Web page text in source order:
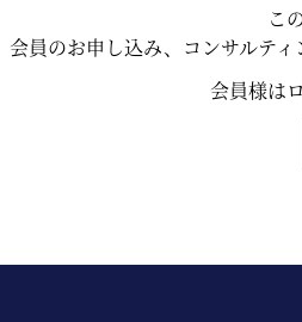
こ
会員のお申し込み、コンサルテ
会員様は